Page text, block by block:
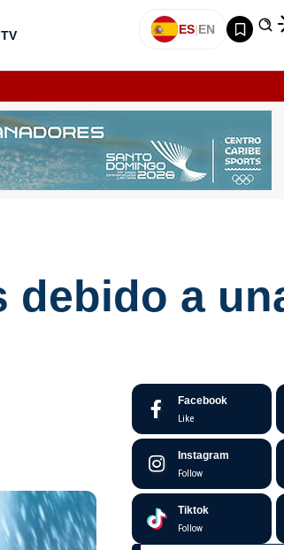
TV ES|EN
debido a
Facebook
Like
Instagram
Follow
Tiktok
Follow